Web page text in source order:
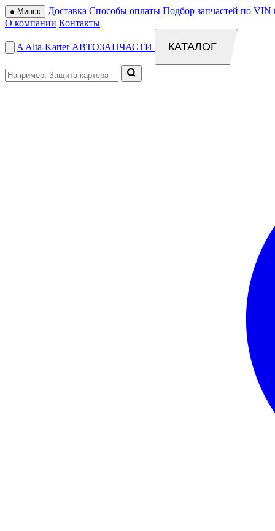
● Минск Доставка Способы оплаты Подбор запчастей по VIN
О компании Контакты
A Alta-Karter АВТОЗАПЧАСТИ КАТАЛОГ